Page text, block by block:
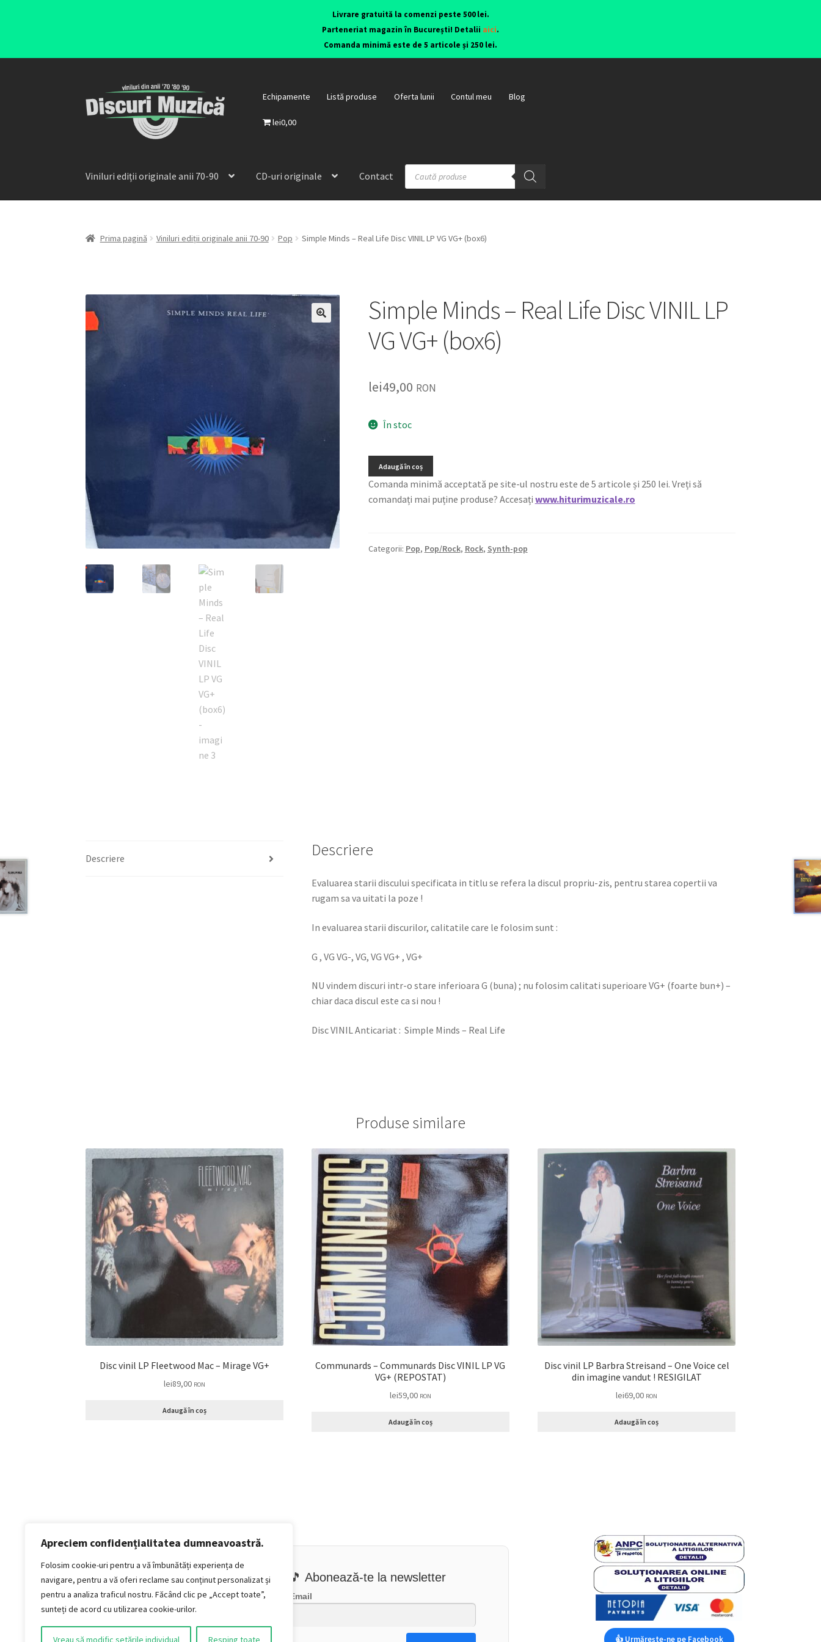
Apreciem confidențialitatea dumneavoastră.
Folosim cookie-uri pentru a vă îmbunătăți experiența de
navigare, pentru a vă oferi reclame sau conținut personalizat și
pentru a analiza traficul nostru. Făcând clic pe „Accept toate”,
sunteți de acord cu utilizarea cookie-urilor.
Vreau să modific setările individual Resping toate
Livrare gratuită la comenzi peste 500 lei.
Parteneriat magazin în București! Detalii aici.
Comanda minimă este de 5 articole și 250 lei.
Echipamente Listă produse Oferta lunii Contul meu Blog
lei0,00
Viniluri ediții originale anii 70-90 CD-uri originale Contact
Prima pagină Viniluri ediții originale anii 70-90 Pop Simple Minds – Real Life Disc VINIL LP VG VG+ (box6)
Simple Minds – Real Life Disc VINIL LP
VG VG+ (box6)
lei49,00 RON
În stoc
Adaugă în coș
Comanda minimă acceptată pe site-ul nostru este de 5 articole și 250 lei. Vreți să
comandați mai puține produse? Accesați www.hiturimuzicale.ro
Categorii: Pop, Pop/Rock, Rock, Synth-pop
Descriere Descriere
Evaluarea starii discului specificata in titlu se refera la discul propriu-zis, pentru starea copertii va
rugam sa va uitati la poze !
In evaluarea starii discurilor, calitatile care le folosim sunt :
G , VG VG-, VG, VG VG+ , VG+
NU vindem discuri intr-o stare inferioara G (buna) ; nu folosim calitati superioare VG+ (foarte bun+) –
chiar daca discul este ca si nou !
Disc VINIL Anticariat : Simple Minds – Real Life
Produse similare
Disc vinil LP Fleetwood Mac ‎– Mirage VG+
lei89,00 RON
Adaugă în coș
Communards – Communards Disc VINIL LP VG
VG+ (REPOSTAT)
lei59,00 RON
Adaugă în coș
Disc vinil LP Barbra Streisand – One Voice cel
din imagine vandut ! RESIGILAT
lei69,00 RON
Adaugă în coș
Politică de confidențialitate
Termeni si conditii
Politica de cookies
Politica de livrare și retur
Politica de plată
Formular Retur
🎵 Abonează-te la newsletter
Email
👍 Urmărește-ne pe Facebook